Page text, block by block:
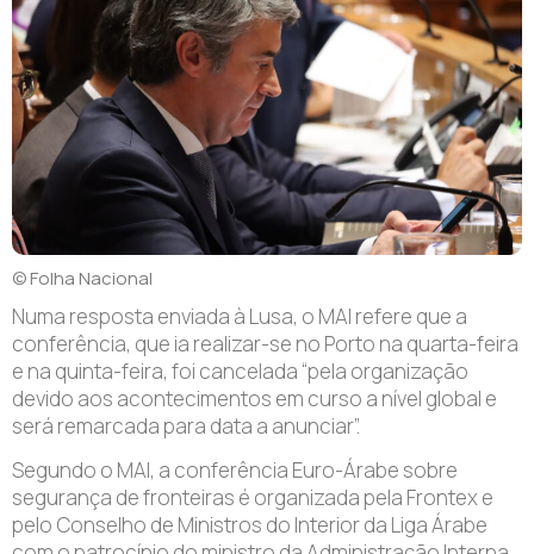
© Folha Nacional
Numa resposta enviada à Lusa, o MAI refere que a
conferência, que ia realizar-se no Porto na quarta-feira
e na quinta-feira, foi cancelada “pela organização
devido aos acontecimentos em curso a nível global e
será remarcada para data a anunciar”.
Segundo o MAI, a conferência Euro-Árabe sobre
segurança de fronteiras é organizada pela Frontex e
pelo Conselho de Ministros do Interior da Liga Árabe